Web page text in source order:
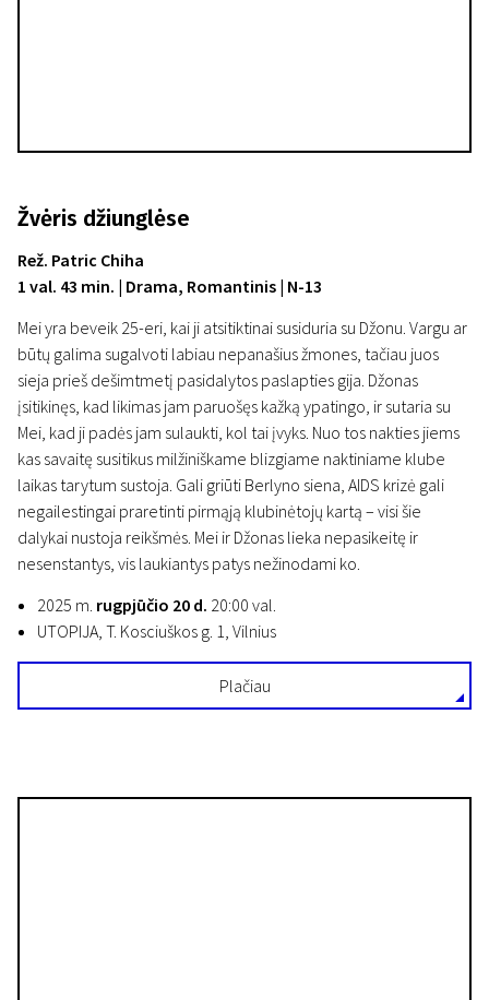
Žvėris džiunglėse
Rež. Patric Chiha
1 val. 43 min. | Drama, Romantinis | N-13
Mei yra beveik 25-eri, kai ji atsitiktinai susiduria su Džonu. Vargu ar
būtų galima sugalvoti labiau nepanašius žmones, tačiau juos
sieja prieš dešimtmetį pasidalytos paslapties gija. Džonas
įsitikinęs, kad likimas jam paruošęs kažką ypatingo, ir sutaria su
Mei, kad ji padės jam sulaukti, kol tai įvyks. Nuo tos nakties jiems
kas savaitę susitikus milžiniškame blizgiame naktiniame klube
laikas tarytum sustoja. Gali griūti Berlyno siena, AIDS krizė gali
negailestingai praretinti pirmąją klubinėtojų kartą – visi šie
dalykai nustoja reikšmės. Mei ir Džonas lieka nepasikeitę ir
nesenstantys, vis laukiantys patys nežinodami ko.
2025 m. rugpjūčio 20 d. 20:00 val.
UTOPIJA, T. Kosciuškos g. 1, Vilnius
Plačiau